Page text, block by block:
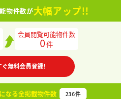
物件数が大幅アップ!!
会員閲覧可能物件数
0件
ぐ無料会員登録!
なる全掲載物件数 236件